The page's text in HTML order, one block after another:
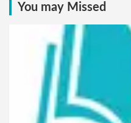
You may Missed